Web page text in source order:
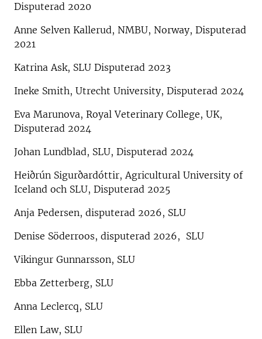
Disputerad 2020
Anne Selven Kallerud, NMBU, Norway, Disputerad
2021
Katrina Ask, SLU Disputerad 2023
Ineke Smith, Utrecht University, Disputerad 2024
Eva Marunova, Royal Veterinary College, UK,
Disputerad 2024
Johan Lundblad, SLU, Disputerad 2024
Heiðrún Sigurðardóttir, Agricultural University of
Iceland och SLU, Disputerad 2025
Anja Pedersen, disputerad 2026, SLU
Denise Söderroos, disputerad 2026, SLU
Vikingur Gunnarsson, SLU
Ebba Zetterberg, SLU
Anna Leclercq, SLU
Ellen Law, SLU